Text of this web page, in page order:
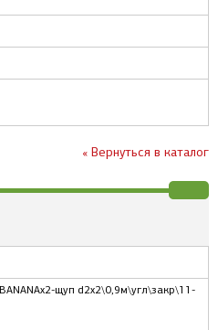
« Вернуться в каталог
щуп d2x2\0,9м\угл\закр\11-